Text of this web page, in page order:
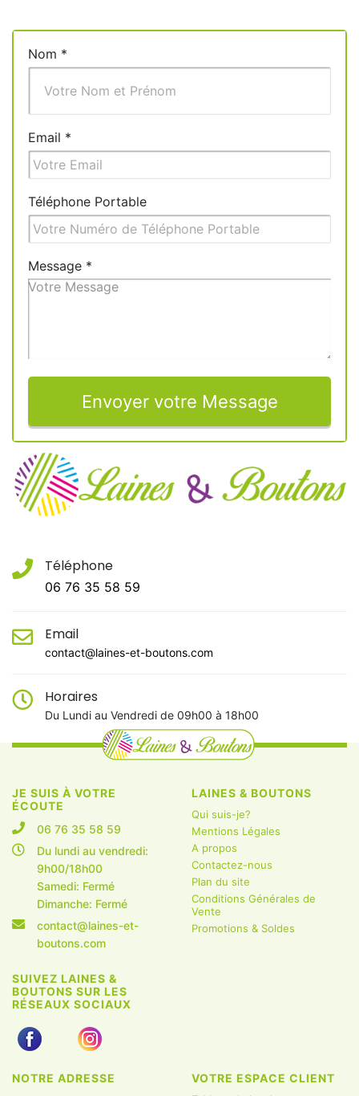
Nom *
Email *
Téléphone Portable
Message *
Envoyer votre Message
Téléphone
06 76 35 58 59
Email
contact@laines-et-boutons.com
Horaires
Du Lundi au Vendredi de 09h00 à 18h00
JE SUIS À VOTRE
ÉCOUTE
06 76 35 58 59
Du lundi au vendredi:
9h00/18h00
Samedi: Fermé
Dimanche: Fermé
contact@laines-et-
boutons.com
SUIVEZ LAINES &
BOUTONS SUR LES
RÉSEAUX SOCIAUX
LAINES & BOUTONS
Qui suis-je?
Mentions Légales
A propos
Contactez-nous
Plan du site
Conditions Générales de
Vente
Promotions & Soldes
NOTRE ADRESSE VOTRE ESPACE CLIENT